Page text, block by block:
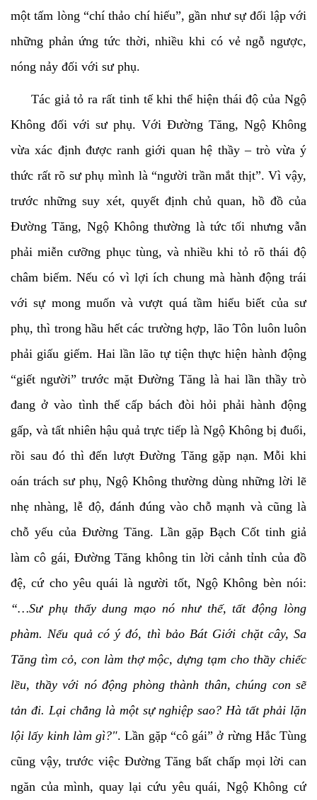
một tấm lòng “chí thảo chí hiếu”, gần như sự đối lập với
những phản ứng tức thời, nhiều khi có vẻ ngỗ ngược,
nóng nảy đối với sư phụ.
Tác giả tỏ ra rất tinh tế khi thể hiện thái độ của Ngộ
Không đối với sư phụ. Với Đường Tăng, Ngộ Không
vừa xác định được ranh giới quan hệ thầy – trò vừa ý
thức rất rõ sư phụ mình là “người trần mắt thịt”. Vì vậy,
trước những suy xét, quyết định chủ quan, hồ đồ của
Đường Tăng, Ngộ Không thường là tức tối nhưng vẫn
phải miễn cưỡng phục tùng, và nhiều khi tỏ rõ thái độ
châm biếm. Nếu có vì lợi ích chung mà hành động trái
với sự mong muốn và vượt quá tầm hiểu biết của sư
phụ, thì trong hầu hết các trường hợp, lão Tôn luôn luôn
phải giấu giếm. Hai lần lão tự tiện thực hiện hành động
“giết người” trước mặt Đường Tăng là hai lần thầy trò
đang ở vào tình thế cấp bách đòi hỏi phải hành động
gấp, và tất nhiên hậu quả trực tiếp là Ngộ Không bị đuổi,
rồi sau đó thì đến lượt Đường Tăng gặp nạn. Mỗi khi
oán trách sư phụ, Ngộ Không thường dùng những lời lẽ
nhẹ nhàng, lễ độ, đánh đúng vào chỗ mạnh và cũng là
chỗ yếu của Đường Tăng. Lần gặp Bạch Cốt tinh giả
làm cô gái, Đường Tăng không tin lời cảnh tỉnh của đồ
đệ, cứ cho yêu quái là người tốt, Ngộ Không bèn nói:
“…Sư phụ thấy dung mạo nó như thế, tất động lòng
phàm. Nếu quả có ý đó, thì bảo Bát Giới chặt cây, Sa
Tăng tìm cỏ, con làm thợ mộc, dựng tạm cho thầy chiếc
lều, thầy với nó động phòng thành thân, chúng con sẽ
tản đi. Lại chẳng là một sự nghiệp sao? Hà tất phải lặn
lội lấy kinh làm gì?". Lần gặp “cô gái” ở rừng Hắc Tùng
cũng vậy, trước việc Đường Tăng bất chấp mọi lời can
ngăn của mình, quay lại cứu yêu quái, Ngộ Không cứ